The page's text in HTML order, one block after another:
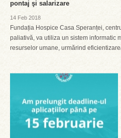
pontaj şi salarizare
14 Feb 2018
Fundația Hospice Casa Speranței,
paliativă, va utiliza un sistem informatic
resurselor umane, urmărind